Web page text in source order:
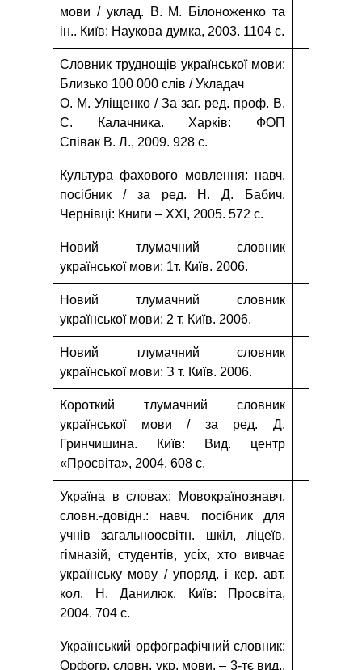
мови / уклад. В. М. Білоноженко та
ін.. Київ: Наукова думка, 2003. 1104 с.
Словник труднощів української мови:
Близько 100 000 слів / Укладач
О. М. Уліщенко / За заг. ред. проф. В.
С. Калачника. Xарків: ФОП
Співак В. Л., 2009. 928 с.
Культура фахового мовлення: навч.
посібник / за ред. Н. Д. Бабич.
Чернівці: Книги – XXI, 2005. 572 с.
Новий тлумачний словник
української мови: 1т. Київ. 2006.
Новий тлумачний словник
української мови: 2 т. Київ. 2006.
Новий тлумачний словник
української мови: З т. Київ. 2006.
Короткий тлумачний словник
української мови / за ред. Д.
Гринчишина. Київ: Вид. центр
«Просвіта», 2004. 608 с.
Україна в словах: Мовокраїнознавч.
словн.-довідн.: навч. посібник для
учнів загальноосвітн. шкіл, ліцеїв,
гімназій, студентів, усіх, хто вивчає
українську мову / упоряд. і кер. авт.
кол. Н. Данилюк. Київ: Просвіта,
2004. 704 с.
Український орфографічний словник:
Орфогр. словн. укр. мови. – 3-тє вид.,